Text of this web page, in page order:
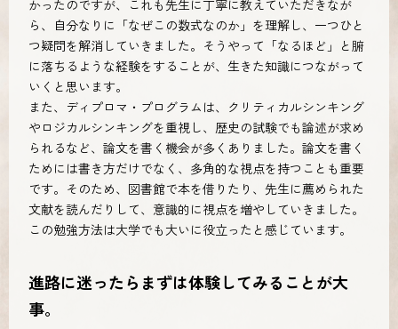
かったのですが、これも先生に丁寧に教えていただきなが
ら、自分なりに「なぜこの数式なのか」を理解し、一つひと
つ疑問を解消していきました。そうやって「なるほど」と腑
に落ちるような経験をすることが、生きた知識につながって
いくと思います。
また、ディプロマ・プログラムは、クリティカルシンキング
やロジカルシンキングを重視し、歴史の試験でも論述が求め
られるなど、論文を書く機会が多くありました。論文を書く
ためには書き方だけでなく、多角的な視点を持つことも重要
です。そのため、図書館で本を借りたり、先生に薦められた
文献を読んだりして、意識的に視点を増やしていきました。
この勉強方法は大学でも大いに役立ったと感じています。
進路に迷ったらまずは体験してみることが大
事。